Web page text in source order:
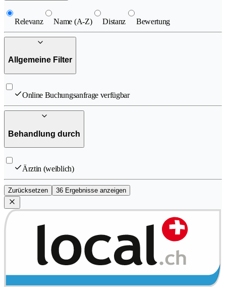
Relevanz Name (A-Z) Distanz Bewertung
Allgemeine Filter
Online Buchungsanfrage verfügbar
Behandlung durch
Ärztin (weiblich)
Zurücksetzen 36 Ergebnisse anzeigen